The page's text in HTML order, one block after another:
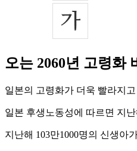
오는 2060년 고령화
일본의 고령화가 더욱 빨라지
일본 후생노동성에 따르면 지
지난해 103만1000명의 신생아